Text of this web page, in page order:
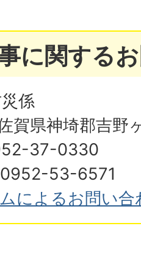
に関する
係
賀県神埼郡吉野
37-0330
53-6571
によるお問い合